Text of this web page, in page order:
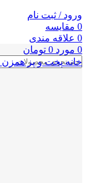
ورود / ثبت نام
0 مقايسه
0 علاقه مندی
0 مورد 0 تومان
خانهپخت و پزهمزن